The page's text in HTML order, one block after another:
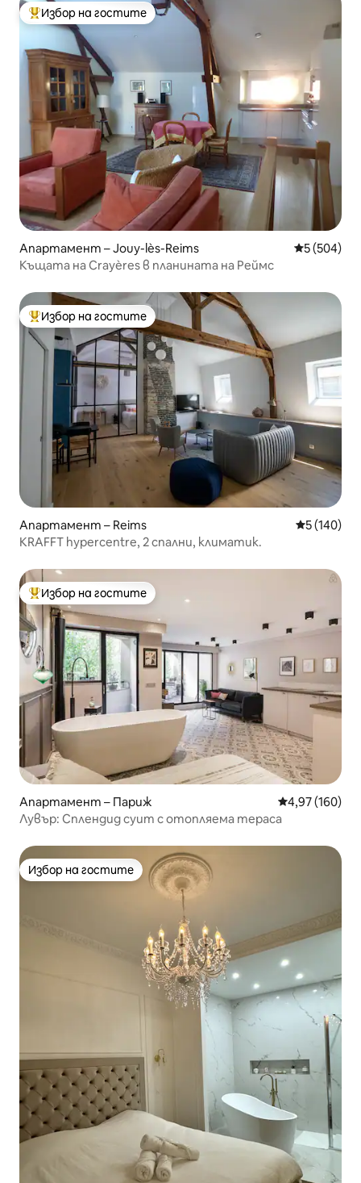
Най-популярен избор на гостите
Избор на гостите
Апартамент – Jouy-lès-Reims Средна
5 (504)
Къщата на Crayères в планината на Реймс
Най-популярен избор на гостите
Избор на гостите
Апартамент – Reims Средна
5 (140)
KRAFFT hypercentre, 2 спални, климатик.
Най-популярен избор на гостите
Избор на гостите
Апартамент – Париж Средна
4,97 (160)
Лувър: Сплендид суит с отопляема тераса
Избор на гостите
Избор на гостите